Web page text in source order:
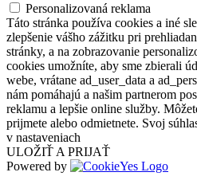
Personalizovaná reklama
Táto stránka používa cookies a iné
zlepšenie vášho zážitku pri
stránky, a na zobrazovanie
cookies umožníte, aby sme zbierali
webe, vrátane ad_user_data a
nám pomáhajú a našim partnerom
reklamu a lepšie online služby.
prijmete alebo odmietnete. Svoj
v nastaveniach
ULOŽIŤ A PRIJAŤ
Powered by